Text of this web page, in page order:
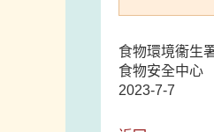
食物環境衞生
食物安全中心
2023-7-7